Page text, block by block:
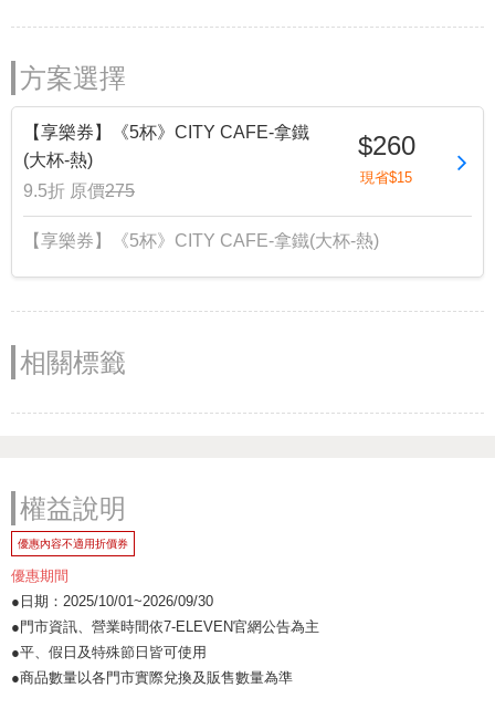
方案選擇
【享樂券】《5杯》CITY CAFE-拿鐵
(大杯-熱)
9.5折 原價275
$260
現省$15
【享樂券】《5杯》CITY CAFE-拿鐵(大杯-熱)
相關標籤
權益說明
優惠內容不適用折價券
優惠期間
●日期：2025/10/01~2026/09/30
●門市資訊、營業時間依7-ELEVEN官網公告為主
●平、假日及特殊節日皆可使用
●商品數量以各門市實際兌換及販售數量為準